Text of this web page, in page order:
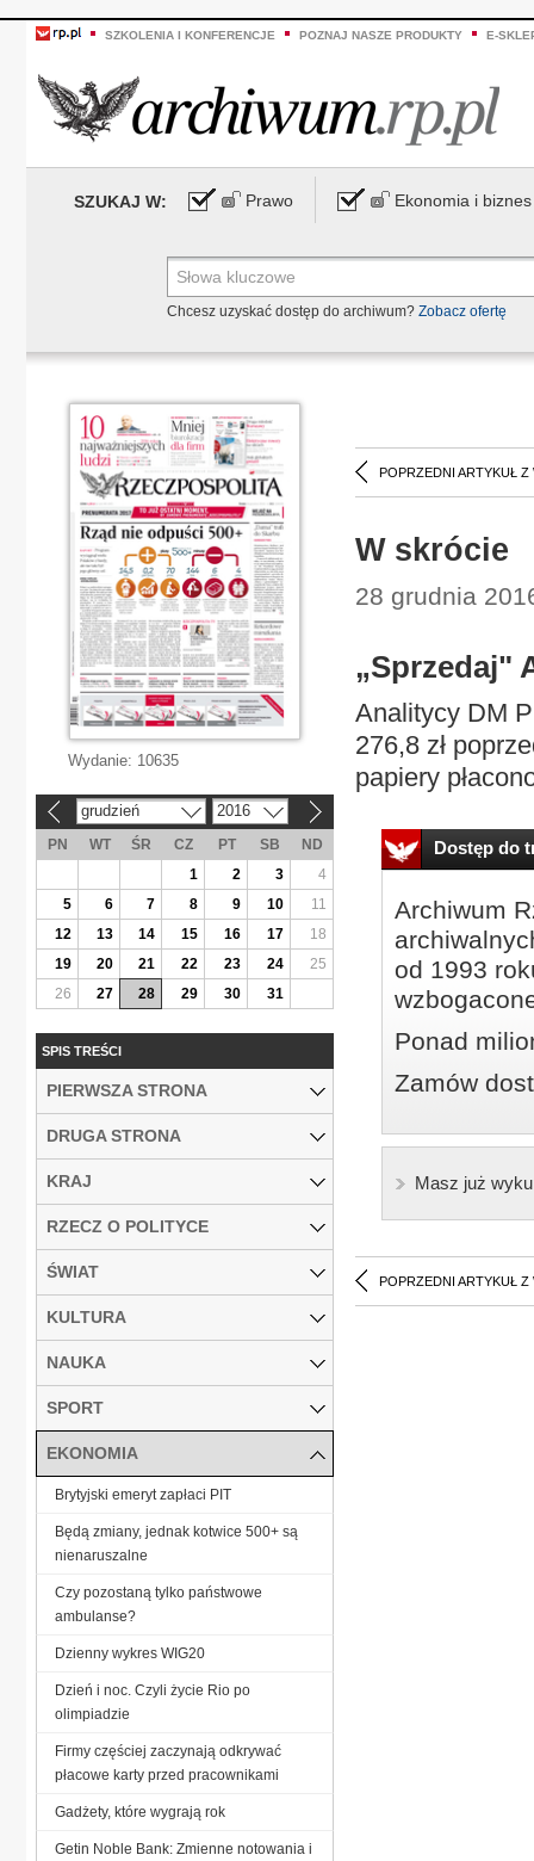
SZKOLENIA I KONFERENCJE POZNAJ NASZE PRODUKTY E-
SZUKAJ W: Prawo Ekonomia i biznes
Chcesz uzyskać dostęp do archiwum? Zobacz ofertę
POPRZEDNI ARTYKUŁ Z
W skrócie
28 grudnia
„Sprzedaj"
Analitycy DM
276,8 zł
papiery
Dostęp do
Archiwum
od 1993
Ponad
Zamów
Masz już
POPRZEDNI ARTYKUŁ Z
Wydanie: 10635
grudzień 2016
PN WT ŚR CZ PT SB
ND
1
2 3
4
5
6 7 8 9 10
11
12
13 14 15 16 17
18
19
20 21 22 23 24
25
26
27 28 29 30 31
SPIS TREŚCI
PIERWSZA STRONA
DRUGA STRONA
KRAJ
RZECZ O POLITYCE
ŚWIAT
KULTURA
NAUKA
SPORT
EKONOMIA
Brytyjski emeryt zapłaci PIT
Będą zmiany, jednak kotwice 500+ są
nienaruszalne
Czy pozostaną tylko państwowe
ambulanse?
Dzienny wykres WIG20
Dzień i noc. Czyli życie Rio po
olimpiadzie
Firmy częściej zaczynają odkrywać
płacowe karty przed pracownikami
Gadżety, które wygrają rok
Getin Noble Bank: Zmienne notowania i